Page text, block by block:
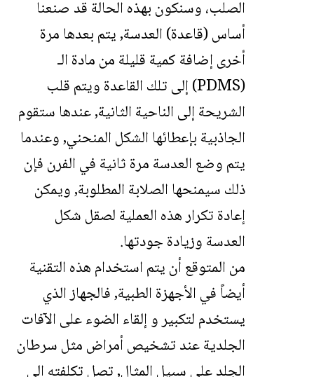
الصلب، وسنكون بهذه الحالة قد صنعنا
أساس (قاعدة) العدسة, يتم بعدها مرة
أخرى إضافة كمية قليلة من مادة الـ
(PDMS) إلى تلك القاعدة ويتم قلب
الشريحة إلى الناحية الثانية, عندها ستقوم
الجاذبية بإعطائها الشكل المنحني, وعندما
يتم وضع العدسة مرة ثانية في الفرن فإن
ذلك سيمنحها الصلابة المطلوبة, ويمكن
إعادة تكرار هذه العملية لصقل شكل
العدسة وزيادة جودتها.
من المتوقع أن يتم استخدام هذه التقنية
أيضاً في الأجهزة الطبية, فالجهاز الذي
يستخدم لتكبير و إلقاء الضوء على الآفات
الجلدية عند تشخيص أمراض مثل سرطان